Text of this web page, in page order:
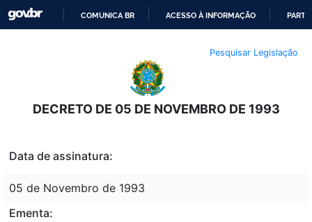
O
CONTEÚDO
COMUNICA BR ACESSO À INFORMAÇÃO
Pesquisar Legislação
DECRETO DE 05 DE NOVEMBRO DE 1993
Data de assinatura:
05 de Novembro de 1993
Ementa: